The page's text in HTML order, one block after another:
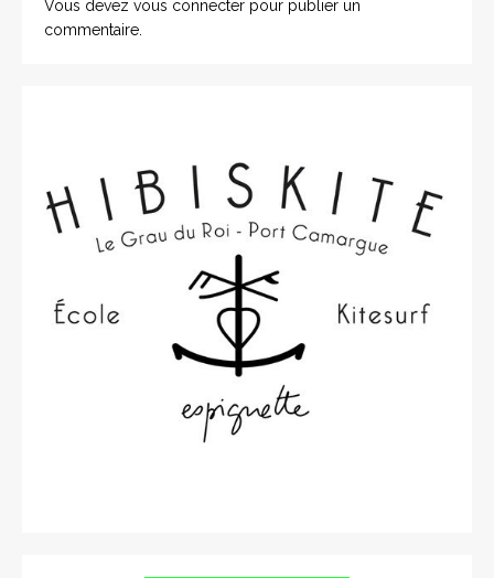
Vous devez vous connecter pour publier un
commentaire.